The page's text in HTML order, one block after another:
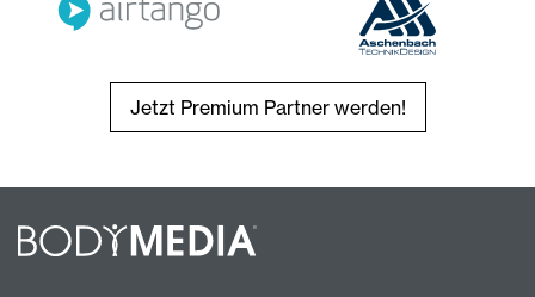
Jetzt Premium Partner werden!